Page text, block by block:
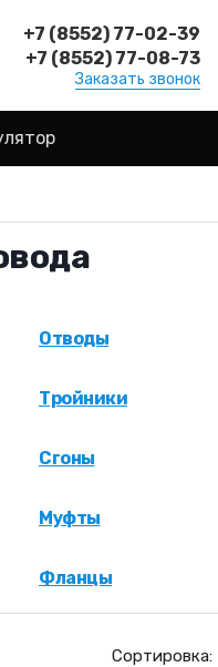
+7 (8552) 77-02-39
+7 (8552) 77-08-73
Заказать звонок
Отводы
Тройники
Сгоны
Муфты
Фланцы
Сортировка: